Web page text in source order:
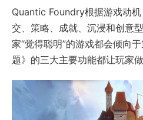
Quantic Foundry根据游戏动
交、策略、成就、沉浸和创意
家“觉得聪明”的游戏都会倾向
题》的三大主要功能都让玩家做